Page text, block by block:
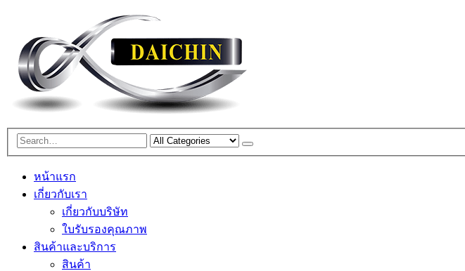
หน้าแรก
เกี่ยวกับเรา
เกี่ยวกับบริษัท
ใบรับรองคุณภาพ
สินค้าและบริการ
สินค้า